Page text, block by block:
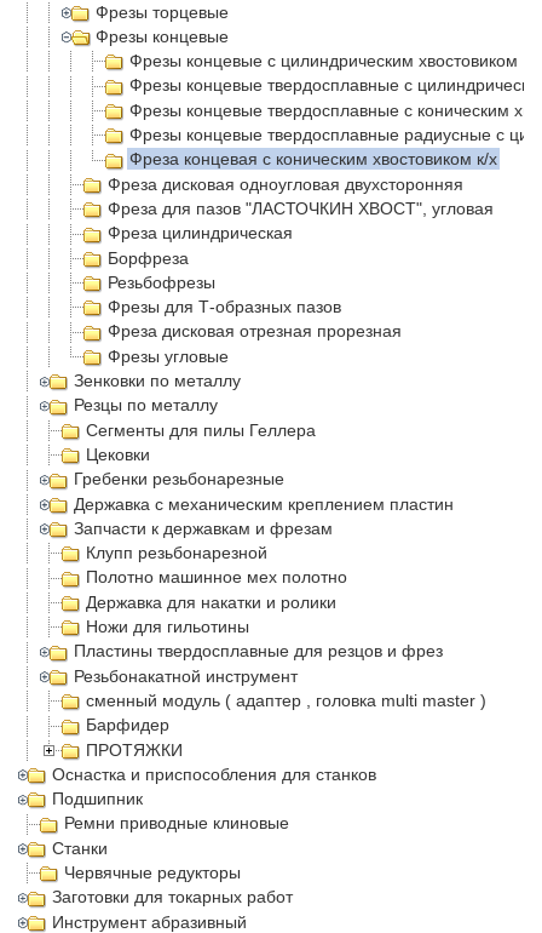
Фрезы торцевые
Фрезы концевые
Фрезы концевые с цилиндрическим хвостовиком
Фрезы концевые твердосплавные с
Фрезы концевые твердосплавные с коническим
Фрезы концевые твердосплавные радиусные с
Фреза концевая с коническим хвостовиком к/х
Фреза дисковая одноугловая двухсторонняя
Фреза для пазов "ЛАСТОЧКИН ХВОСТ", угловая
Фреза цилиндрическая
Борфреза
Резьбофрезы
Фрезы для Т-образных пазов
Фреза дисковая отрезная прорезная
Фрезы угловые
Зенковки по металлу
Резцы по металлу
Сегменты для пилы Геллера
Цековки
Гребенки резьбонарезные
Державка с механическим креплением пластин
Запчасти к державкам и фрезам
Клупп резьбонарезной
Полотно машинное мех полотно
Державка для накатки и ролики
Ножи для гильотины
Пластины твердосплавные для резцов и фрез
Резьбонакатной инструмент
сменный модуль ( адаптер , головка multi master )
Барфидер
ПРОТЯЖКИ
Оснастка и приспособления для станков
Подшипник
Ремни приводные клиновые
Станки
Червячные редукторы
Заготовки для токарных работ
Инструмент абразивный